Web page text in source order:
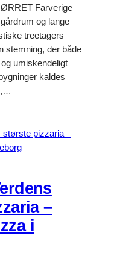
Farverige
og lange
treetagers
stemning, der både
umiskendeligt
kaldes
–
i